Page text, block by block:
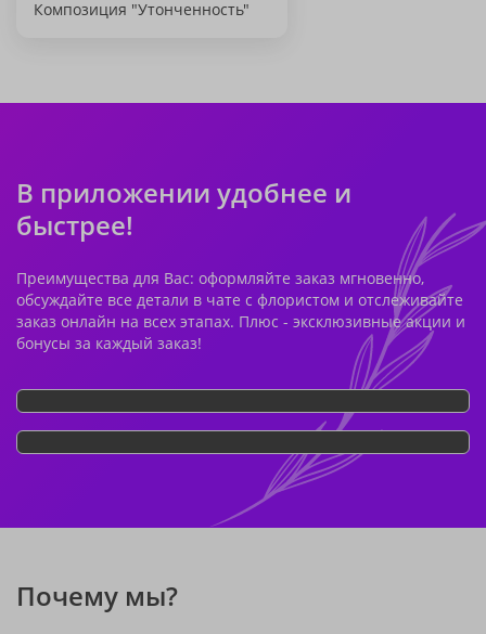
Композиция "Утонченность"
В приложении удобнее и
быстрее!
Преимущества для Вас: оформляйте заказ мгновенно,
обсуждайте все детали в чате с флористом и отслеживайте
заказ онлайн на всех этапах. Плюс - эксклюзивные акции и
бонусы за каждый заказ!
Почему мы?